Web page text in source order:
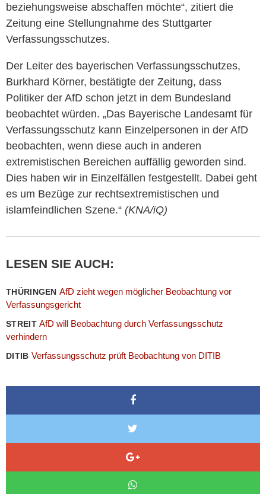
beziehungsweise abschaffen möchte“, zitiert die
Zeitung eine Stellungnahme des Stuttgarter
Verfassungsschutzes.
Der Leiter des bayerischen Verfassungsschutzes,
Burkhard Körner, bestätigte der Zeitung, dass
Politiker der AfD schon jetzt in dem Bundesland
beobachtet würden. „Das Bayerische Landesamt für
Verfassungsschutz kann Einzelpersonen in der AfD
beobachten, wenn diese auch in anderen
extremistischen Bereichen auffällig geworden sind.
Dies haben wir in Einzelfällen festgestellt. Dabei geht
es um Bezüge zur rechtsextremistischen und
islamfeindlichen Szene.“ (KNA/iQ)
LESEN SIE AUCH:
THÜRINGEN AfD zieht wegen möglicher Beobachtung vor
Verfassungsgericht
STREITAfD will Beobachtung durch Verfassungsschutz
verhindern
DITIB Verfassungsschutz prüft Beobachtung von DITIB